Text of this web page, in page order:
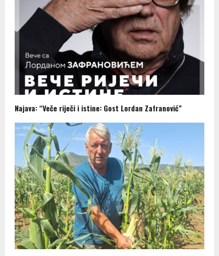
Najava: “Veče riječi i istine: Gost Lordan Zafranović”